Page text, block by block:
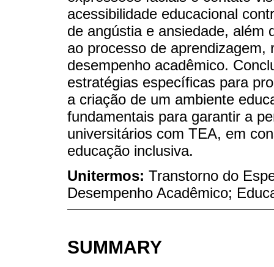
acessibilidade educacional
de angústia e ansiedade, além
ao processo de aprendizagem,
desempenho acadêmico.
estratégias específicas para
a criação de um ambiente
fundamentais para garantir a
universitários com TEA, em
educação inclusiva.
Unitermos: Transtorno do
Desempenho Acadêmico;
SUMMARY